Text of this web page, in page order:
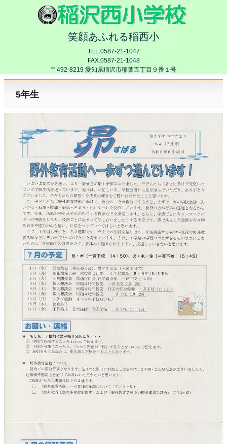
笑顔あふれる稲西小
TEL.0587-21-1047
FAX.0587-21-1048
〒492-8219 愛知県稲沢市稲葉五丁目９番１号
5年生